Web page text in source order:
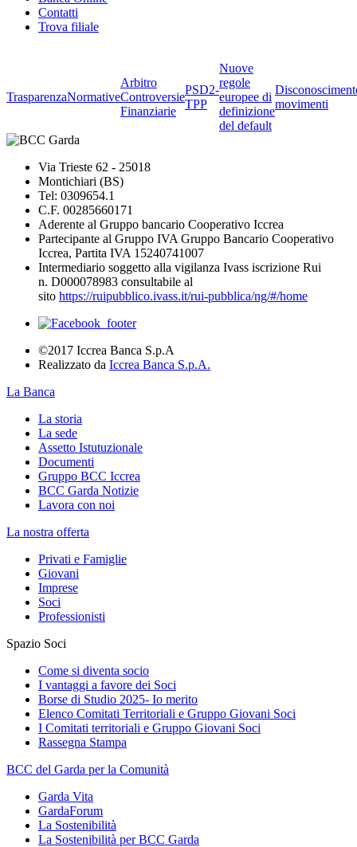
Contatti
Trova filiale
TrasparenzaNormative
Arbitro
Controversie
Finanziarie
PSD2-
TPP
Nuove
regole
europee di
definizione
del default
movimenti
Via Trieste 62 - 25018
Montichiari (BS)
Tel: 0309654.1
C.F. 00285660171
Aderente al Gruppo bancario Cooperativo Iccrea
Partecipante al Gruppo IVA Gruppo Bancario Cooperativo
Iccrea, Partita IVA 15240741007
Intermediario soggetto alla vigilanza Ivass iscrizione Rui
n. D000078983 consultabile al
sito https://ruipubblico.ivass.it/rui-pubblica/ng/#/home
©2017 Iccrea Banca S.p.A
Realizzato da Iccrea Banca S.p.A.
La Banca
La storia
La sede
Assetto Istutuzionale
Documenti
Gruppo BCC Iccrea
BCC Garda Notizie
Lavora con noi
La nostra offerta
Privati e Famiglie
Giovani
Imprese
Soci
Professionisti
Spazio Soci
Come si diventa socio
I vantaggi a favore dei Soci
Borse di Studio 2025- Io merito
Elenco Comitati Territoriali e Gruppo Giovani Soci
I Comitati territoriali e Gruppo Giovani Soci
Rassegna Stampa
BCC del Garda per la Comunità
Garda Vita
GardaForum
La Sostenibilità
La Sostenibilità per BCC Garda